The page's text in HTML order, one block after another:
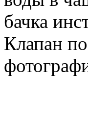
бачка
Клапан